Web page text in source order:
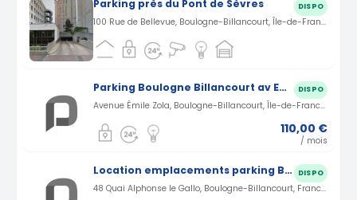
Parking près du Pont de Sèvres DISPO
100 Rue de Bellevue, Boulogne-Billancourt, Île-de-France, France · 1.6 km
Parking Boulogne Billancourt av Emile Zola DISPO
Avenue Émile Zola, Boulogne-Billancourt, Île-de-France, France · 1.71 km
110,00 €
/ mois
Location emplacements parking Boulogne-Billancourt Quai Alphonse le Gallo (92) DISPO
48 Quai Alphonse le Gallo, Boulogne-Billancourt, France · 1.82 km